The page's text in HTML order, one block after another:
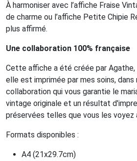
À harmoniser avec l’affiche Fraise
de charme ou l’affiche Petite Chipie
plus affirmé.
Une collaboration 100% française
Cette affiche a été créée par Agathe,
elle est imprimée par mes soins, dans
collaboration qui vous garantie le
vintage originale et un résultat
préservées telles que vous les voyez
Formats disponibles :
A4 (21x29.7cm)